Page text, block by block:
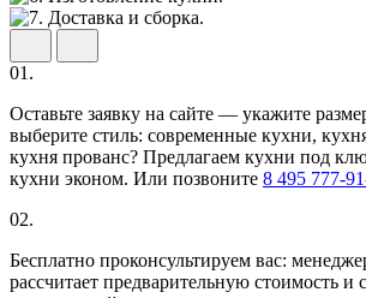
01.
Оставьте заявку на сайте — укажите
выберите стиль: современные кухни,
кухня прованс? Предлагаем кухни под
кухни эконом. Или позвоните 8 495 777-
02.
Бесплатно проконсультируем вас:
рассчитает предварительную стоимость и